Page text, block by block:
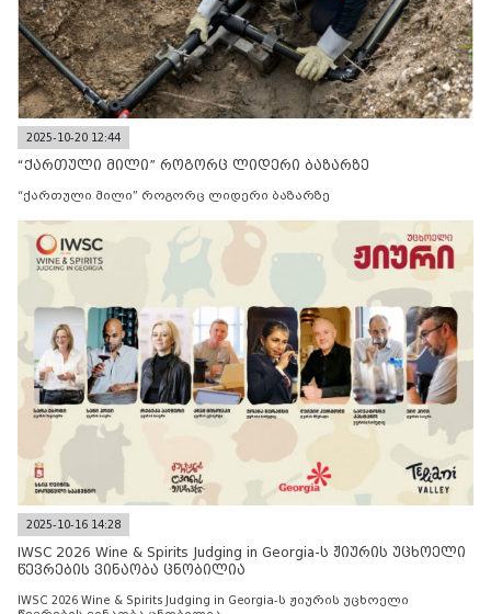
2025-10-20 12:44
“ქართული მილი” როგორც ლიდერი ბაზარზე
“ქართული მილი” როგორც ლიდერი ბაზარზე
2025-10-16 14:28
IWSC 2026 Wine & Spirits Judging in Georgia-ს ჟიურის უცხოელი
წევრების ვინაობა ცნობილია
IWSC 2026 Wine & Spirits Judging in Georgia-ს ჟიურის უცხოელი